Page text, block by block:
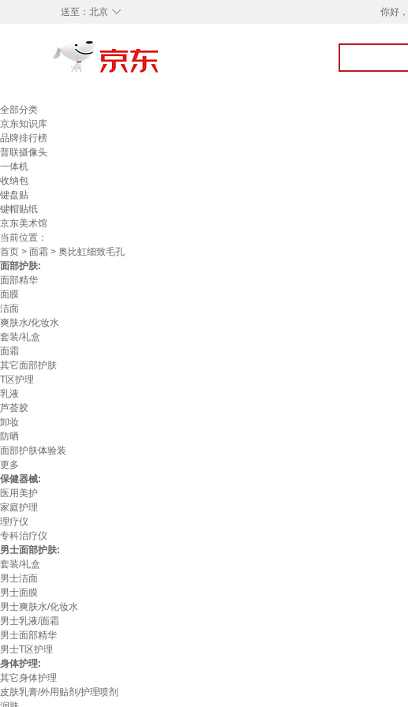
◇
送至： 北京 你好，
全部分类
京东知识库
品牌排行榜
普联摄像头
一体机
收纳包
键盘贴
键帽贴纸
京东美术馆
当前位置：
首页 > 面霜 > 奥比虹细致毛孔
面部护肤:
面部精华
面膜
洁面
爽肤水/化妆水
套装/礼盒
面霜
其它面部护肤
T区护理
乳液
芦荟胶
卸妆
防晒
面部护肤体验装
更多
保健器械:
医用美护
家庭护理
理疗仪
专科治疗仪
男士面部护肤:
套装/礼盒
男士洁面
男士面膜
男士爽肤水/化妆水
男士乳液/面霜
男士面部精华
男士T区护理
身体护理:
其它身体护理
皮肤乳膏/外用贴剂/护理喷剂